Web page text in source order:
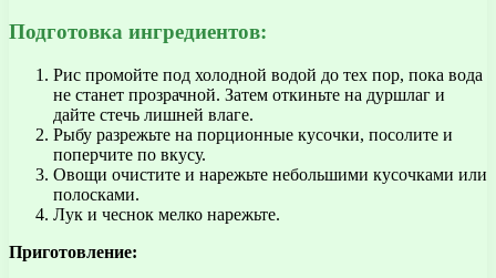
Подготовка ингредиентов:
Рис промойте под холодной водой до тех пор, пока вода
не станет прозрачной. Затем откиньте на дуршлаг и
дайте стечь лишней влаге.
Рыбу разрежьте на порционные кусочки, посолите и
поперчите по вкусу.
Овощи очистите и нарежьте небольшими кусочками или
полосками.
Лук и чеснок мелко нарежьте.
Приготовление: